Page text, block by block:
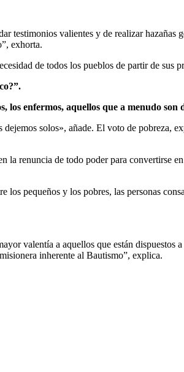
testimonios valientes y de realizar
exhorta.
de todos los pueblos de partir de sus
los enfermos, aquellos que a menudo
solos», añade. El voto de
renuncia de todo poder para convertirse
los pequeños y los pobres, las personas
valentía a aquellos que están
inherente al Bautismo”, explica.